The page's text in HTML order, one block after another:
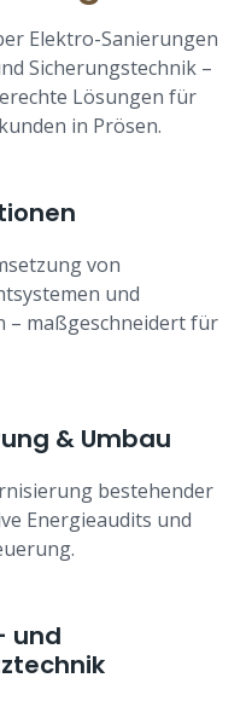
Elektro-Sanierungen
Sicherungstechnik –
Lösungen für
in Prösen.
von
und
– maßgeschneidert für
& Umbau
bestehender
Energieaudits und
und